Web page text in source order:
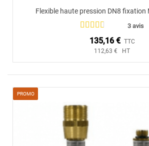
Flexible haute pression DN8 fixation
3 avis
135,16 € TTC
112,63 € HT
PROMO